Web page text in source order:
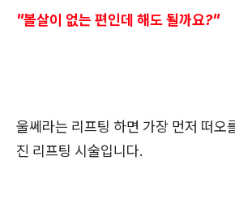
"볼살이 없는 편인데 해도 될까요?"
울쎄라는 리프팅 하면 가장 먼저 떠오
진 리프팅 시술입니다.